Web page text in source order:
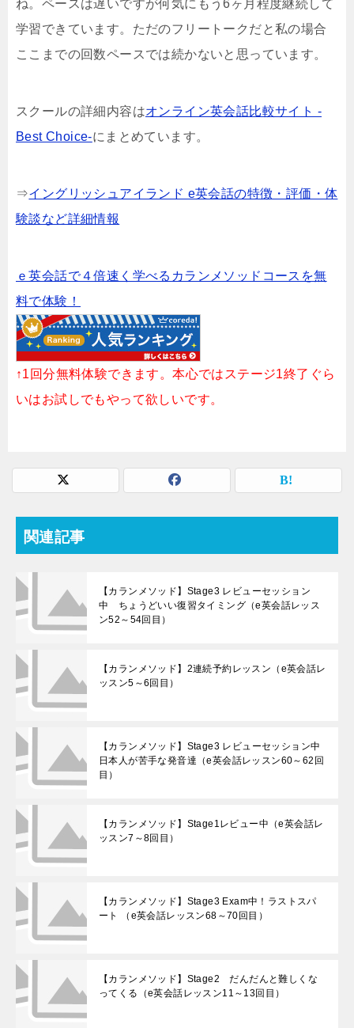
ね。ペースは遅いですが何気にもう6ヶ月程度継続して
学習できています。ただのフリートークだと私の場合
ここまでの回数ペースでは続かないと思っています。
スクールの詳細内容はオンライン英会話比較サイト -
Best Choice-にまとめています。
⇒イングリッシュアイランド e英会話の特徴・評価・体
験談など詳細情報
ｅ英会話で４倍速く学べるカランメソッドコースを無
料で体験！
↑1回分無料体験できます。本心ではステージ1終了ぐら
いはお試しでもやって欲しいです。
関連記事
【カランメソッド】Stage3 レビューセッション
中 ちょうどいい復習タイミング（e英会話レッス
ン52～54回目）
【カランメソッド】2連続予約レッスン（e英会話レ
ッスン5～6回目）
【カランメソッド】Stage3 レビューセッション中
日本人が苦手な発音達（e英会話レッスン60～62回
目）
【カランメソッド】Stage1レビュー中（e英会話レ
ッスン7～8回目）
【カランメソッド】Stage3 Exam中！ラストスパ
ート （e英会話レッスン68～70回目）
【カランメソッド】Stage2 だんだんと難しくな
ってくる（e英会話レッスン11～13回目）